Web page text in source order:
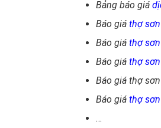
Bảng báo giá
Báo giá thợ
Báo giá thợ
Báo giá thợ
Báo giá thợ
Báo giá thợ
…